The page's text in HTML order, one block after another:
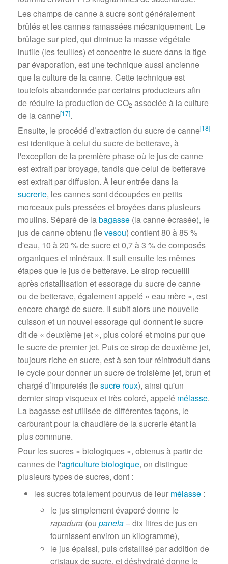
Les champs de canne à sucre sont généralement
brûlés et les cannes ramassées mécaniquement. Le
brûlage sur pied, qui diminue la masse végétale
inutile (les feuilles) et concentre le sucre dans la tige
par évaporation, est une technique aussi ancienne
que la culture de la canne. Cette technique est
toutefois abandonnée par certains producteurs afin
de réduire la production deCO2 associée à la culture
de la canne[17].
Ensuite, le procédé d’extraction du sucre de canne[18]
est identique à celui du sucre de betterave, à
l'exception de la première phase où le jus de canne
est extrait par broyage, tandis que celui de betterave
est extrait par diffusion. À leur entrée dans la
sucrerie, les cannes sont découpées en petits
morceaux puis pressées et broyées dans plusieurs
moulins. Séparé de labagasse (la canne écrasée), le
jus de canne obtenu (levesou) contient 80 à 85 %
d'eau, 10 à 20 % de sucre et 0,7 à 3 % de composés
organiques et minéraux. Il suit ensuite les mêmes
étapes que le jus de betterave. Le sirop recueilli
après cristallisation et essorage du sucre de canne
ou de betterave, également appelé « eau mère », est
encore chargé de sucre. Il subit alors une nouvelle
cuisson et un nouvel essorage qui donnent le sucre
dit de « deuxième jet », plus coloré et moins pur que
le sucre de premier jet. Puis ce sirop de deuxième jet,
toujours riche en sucre, est à son tour réintroduit dans
le cycle pour donner un sucre de troisième jet, brun et
chargé d’impuretés (lesucre roux), ainsi qu'un
dernier sirop visqueux et très coloré, appelé mélasse.
La bagasse est utilisée de différentes façons, le
carburant pour la chaudière de la sucrerie étant la
plus commune.
Pour les sucres « biologiques », obtenus à partir de
cannes de l'agriculture biologique, on distingue
plusieurs types de sucres, dont :
les sucres totalement pourvus de leur mélasse :
le jus simplement évaporé donne le
rapadura (ou panela– dix litres de jus en
fournissent environ un kilogramme),
le jus épaissi, puis cristallisé par addition de
cristaux de sucre, et déshydraté donne le